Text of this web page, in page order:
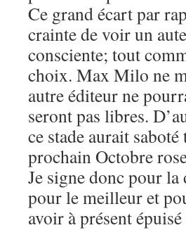
Ce grand écart par
crainte de voir un
consciente; tout
choix. Max Milo ne
autre éditeur ne
seront pas libres.
ce stade aurait
prochain Octobre
Je signe donc pour
pour le meilleur et
avoir à présent